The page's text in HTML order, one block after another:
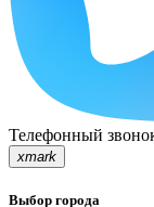
Телефонный
xmark
Выбор города